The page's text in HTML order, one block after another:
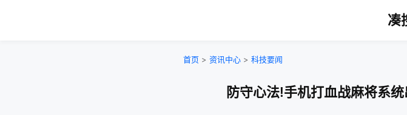
凑
首页 > 资讯中心 > 科技要闻
防守心法!手机打血战麻将系